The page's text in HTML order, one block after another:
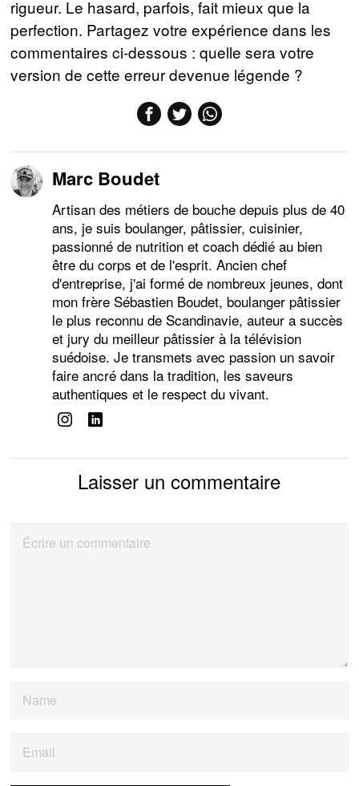
rigueur. Le hasard, parfois, fait mieux que la
perfection. Partagez votre expérience dans les
commentaires ci-dessous : quelle sera votre
version de cette erreur devenue légende ?
Marc Boudet
Artisan des métiers de bouche depuis plus de 40
ans, je suis boulanger, pâtissier, cuisinier,
passionné de nutrition et coach dédié au bien
être du corps et de l'esprit. Ancien chef
d'entreprise, j'ai formé de nombreux jeunes, dont
mon frère Sébastien Boudet, boulanger pâtissier
le plus reconnu de Scandinavie, auteur a succès
et jury du meilleur pâtissier à la télévision
suédoise. Je transmets avec passion un savoir
faire ancré dans la tradition, les saveurs
authentiques et le respect du vivant.
Laisser un commentaire